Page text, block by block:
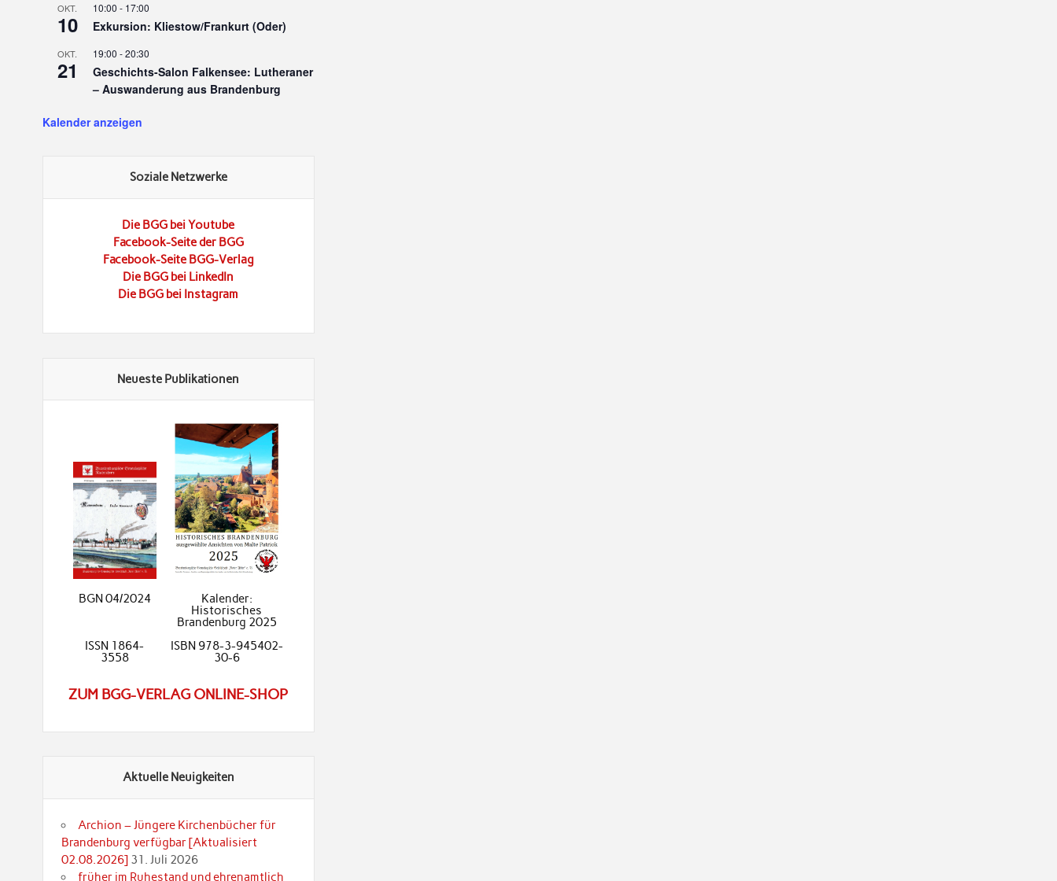
OKT.
10
10:00 - 17:00
Exkursion: Kliestow/Frankurt (Oder)
OKT.
21
19:00 -20:30
Geschichts-Salon Falkensee: Lutheraner
– Auswanderung aus Brandenburg
Kalender anzeigen
Soziale Netzwerke
Die BGG bei Youtube
Facebook-Seite der BGG
Facebook-Seite BGG-Verlag
Die BGG bei LinkedIn
Die BGG bei Instagram
Neueste Publikationen
BGN 04/2024
Kalender:
Historisches
Brandenburg 2025
ISSN 1864-
3558
ISBN 978-3-945402-
30-6
ZUM BGG-VERLAG ONLINE-SHOP
Aktuelle Neuigkeiten
Archion – Jüngere Kirchenbücher für
Brandenburg verfügbar [Aktualisiert
02.08.2026] 31. Juli 2026
früher im Ruhestand und ehrenamtlich